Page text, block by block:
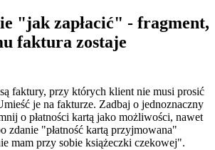
"jak zapłacić" - fragment,
faktura zostaje
faktury, przy których klient nie musi prosić
je na fakturze. Zadbaj o jednoznaczny
o płatności kartą jako możliwości, nawet
zdanie "płatność kartą przyjmowana"
mam przy sobie książeczki czekowej".